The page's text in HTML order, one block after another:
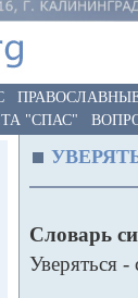
"СПАС"
Словарь
Уверяться -